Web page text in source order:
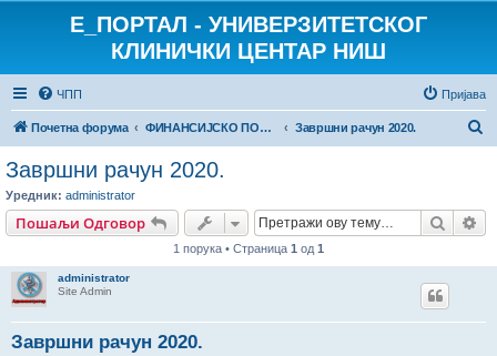
E_ПОРТАЛ - УНИВЕРЗИТЕТСКОГ
КЛИНИЧКИ ЦЕНТАР НИШ
ЧПП Пријава
Почетна форума ФИНАНСИЈСКО ПОСЛОВАЊЕ Завршни рачун 2020.
р
Завршни рачун 2020.
Уредник: administrator
Пошаљи Одговор
1 порука • Страница 1 од 1
administrator
Site Admin
Завршни рачун 2020.